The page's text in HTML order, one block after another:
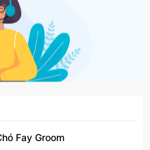
Fay Groom